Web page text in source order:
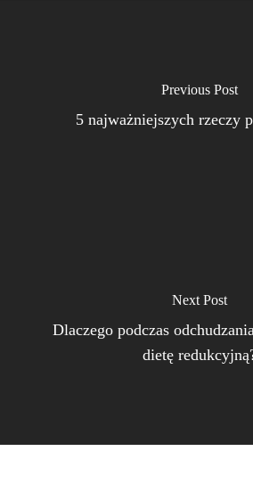
Previous Post
5 najważniejszych rzeczy
Next Post
Dlaczego podczas
dietę